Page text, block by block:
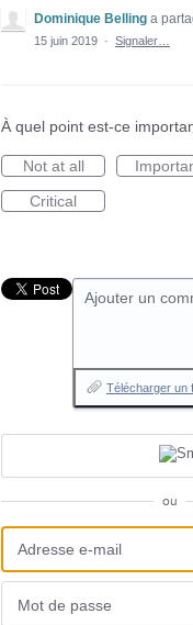
Dominique Belling a
15 juin 2019 · Signaler…
À quel point est-ce
Not at all
Critical
Ajouter un
Télécharger un
ou